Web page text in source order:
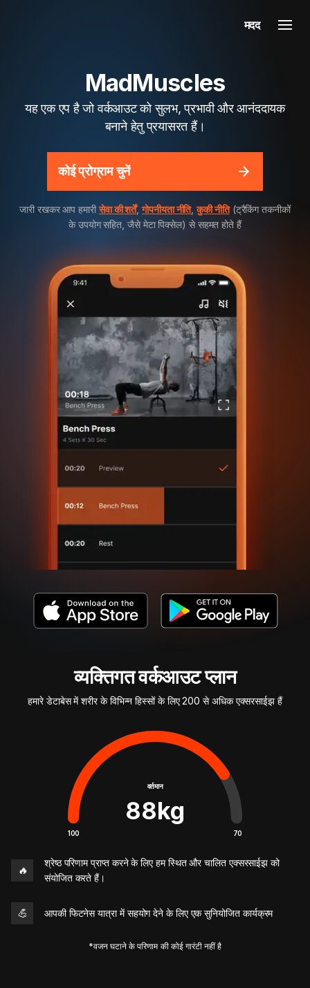
मदद
MadMuscles
यह एक एप है जो वर्कआउट को सुलभ, प्रभावी और आनंददायक
बनाने हेतु प्रयासरत हैं।
कोई प्रोग्राम चुनें
जारी रखकर आप हमारीसेवा की शर्तें,गोपनीयता नीति,कुकी नीति(ट्रैकिंग तकनीकों
के उपयोग सहित, जैसे मेटा पिक्सेल) से सहमत होते हैं
व्यक्तिगत वर्कआउट प्लान
हमारे डेटाबेस में शरीर के विभिन्न हिस्सों के लिए 200 से अधिक एक्सरसाईझ हैं
वर्तमान
88kg
100 70
🔥
श्रेष्ठ परिणाम प्राप्त करने के लिए हम स्थित और चालित एक्सरसाईझ को
संयोजित करते हैं।
💪 आपकी फिटनेस यात्रा में सहयोग देने के लिए एक सुनियोजित कार्यक्रम
*वजन घटाने के परिणाम की कोई गारंटी नहीं है